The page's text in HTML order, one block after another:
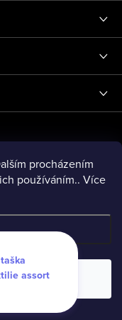
procházením
používáním.. Více
assort